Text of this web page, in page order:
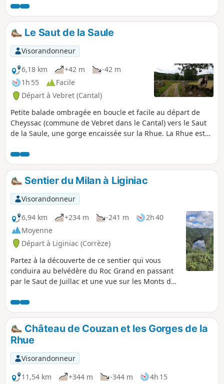
Le Saut de la Saule
Visorandonneur
6,18 km
+42 m
-42 m
1h 55
Facile
Départ à Vebret (Cantal)
Petite balade ombragée en boucle et facile au départ de
Cheyssac (commune de Vebret dans le Cantal) vers le Saut
de la Saule, une gorge encaissée sur la Rhue. La Rhue est
Corrèze (donc l'Auvergne du Limousin) à proximité de Bort-
Les-Orgues.
Sentier du Milan à Liginiac
Visorandonneur
6,94 km
+234 m -241 m
2h 40
Moyenne
Départ à Liginiac (Corrèze)
Partez à la découverte de ce sentier qui vous
conduira au belvédère du Roc Grand en passant
par le Saut de Juillac et une vue sur les Monts du
points de vue sur les Gorges de la Dordogne
presque à 180°. Si vous avez la chance, vous
pourrez observer un rapace survolant les gorges.
Château de Couzan et les Gorges de la
Rhue
Visorandonneur
11,54 km
+344 m -344 m
4h 15